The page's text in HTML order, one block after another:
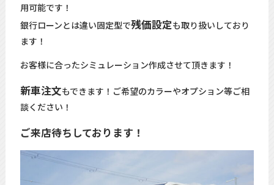
用可能です！
銀行ローンとは違い固定型で残価設定も取り扱いしており
ます！
お客様に合ったシミュレーション作成させて頂きます！
新車注文もできます！ご希望のカラーやオプション等ご相
談ください！
ご来店待ちしております！